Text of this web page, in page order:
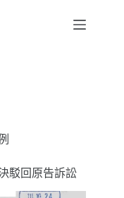
駁回原告訴訟